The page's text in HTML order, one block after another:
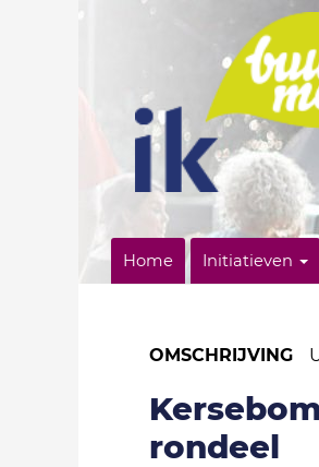
Home Initiatieven
OMSCHRIJVING
rondeel